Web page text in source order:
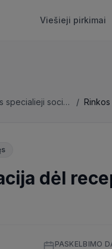
Viešieji pirkimai
Marijampolės specialieji socialinės globos namai /
dėl
PASKELBIMO